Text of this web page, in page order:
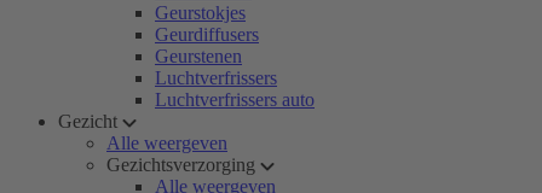
Geurstokjes
Geurdiffusers
Geurstenen
Luchtverfrissers
Luchtverfrissers auto
Gezicht
Alle weergeven
Gezichtsverzorging
Alle weergeven